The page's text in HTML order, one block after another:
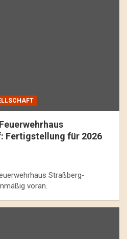
Fertigstellung für 2026
Straßberg-
voran.